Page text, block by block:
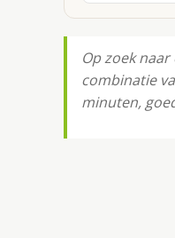
Op zoek
combinatie
minuten,